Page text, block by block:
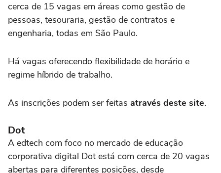
cerca de 15 vagas em áreas como gestão de
pessoas, tesouraria, gestão de contratos e
engenharia, todas em São Paulo.
Há vagas oferecendo flexibilidade de horário e
regime híbrido de trabalho.
As inscrições podem ser feitas através deste site.
Dot
A edtech com foco no mercado de educação
corporativa digital Dot está com cerca de 20 vagas
abertas para diferentes posições, desde